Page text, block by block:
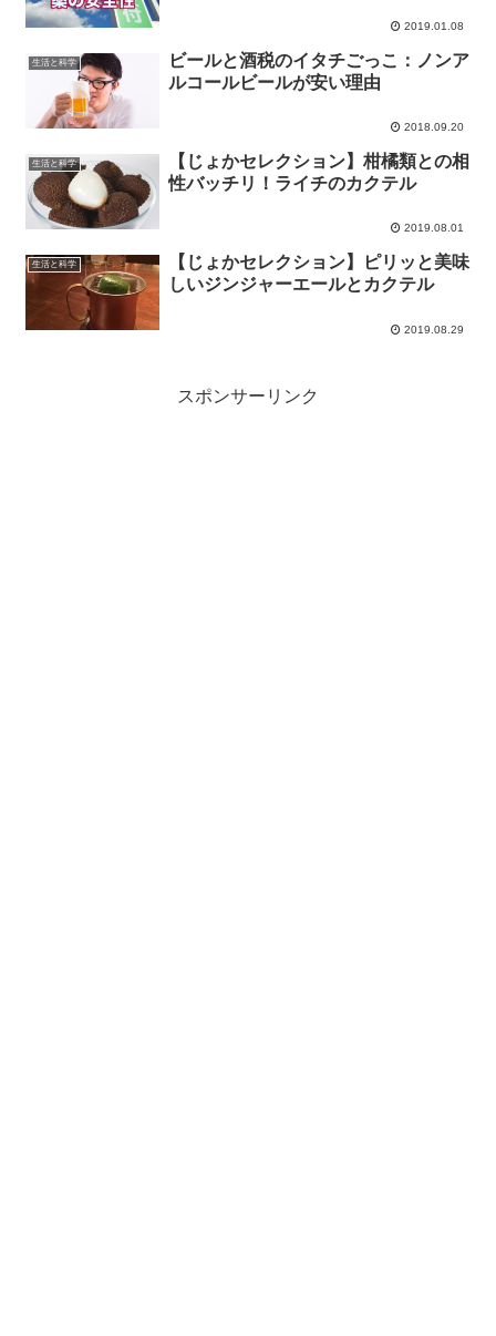
2019.01.08
生活と科学
ビールと酒税のイタチごっこ：ノンア
ルコールビールが安い理由
2018.09.20
生活と科学
【じょかセレクション】柑橘類との相
性バッチリ！ライチのカクテル
2019.08.01
生活と科学
【じょかセレクション】ピリッと美味
しいジンジャーエールとカクテル
2019.08.29
スポンサーリンク